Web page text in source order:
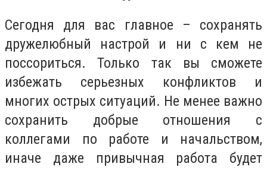
Сегодня для вас главное – сохранять
дружелюбный настрой и ни с кем не
поссориться. Только так вы сможете
избежать серьезных конфликтов и
многих острых ситуаций. Не менее важно
сохранить добрые отношения с
коллегами по работе и начальством,
иначе даже привычная работа будет